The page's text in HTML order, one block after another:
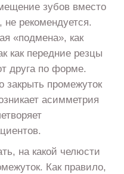
зубов вместо
рекомендуется.
«подмена», как
как передние резцы
друга по форме.
промежуток
асимметрия
на какой челюсти
Как правило,